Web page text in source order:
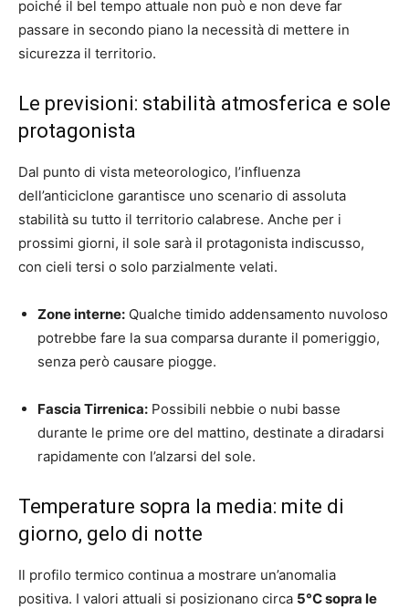
poiché il bel tempo attuale non può e non deve far
passare in secondo piano la necessità di mettere in
sicurezza il territorio.
Le previsioni: stabilità atmosferica e sole
protagonista
Dal punto di vista meteorologico, l’influenza
dell’anticiclone garantisce uno scenario di assoluta
stabilità su tutto il territorio calabrese. Anche per i
prossimi giorni, il sole sarà il protagonista indiscusso,
con cieli tersi o solo parzialmente velati.
Zone interne: Qualche timido addensamento nuvoloso
potrebbe fare la sua comparsa durante il pomeriggio,
senza però causare piogge.
Fascia Tirrenica: Possibili nebbie o nubi basse
durante le prime ore del mattino, destinate a diradarsi
rapidamente con l’alzarsi del sole.
Temperature sopra la media: mite di
giorno, gelo di notte
Il profilo termico continua a mostrare un’anomalia
positiva. I valori attuali si posizionano circa 5°C sopra le